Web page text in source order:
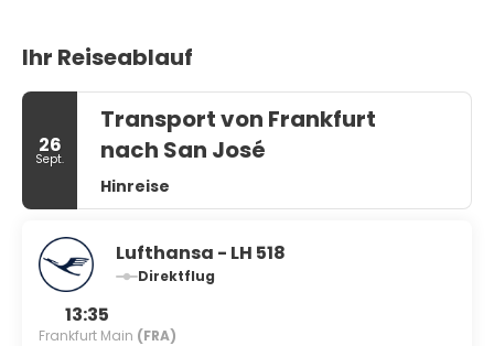
Ihr Reiseablauf
26
Sept.
Transport von Frankfurt
nach San José
Hinreise
Lufthansa - LH 518
Direktflug
13:35
Frankfurt Main (FRA)